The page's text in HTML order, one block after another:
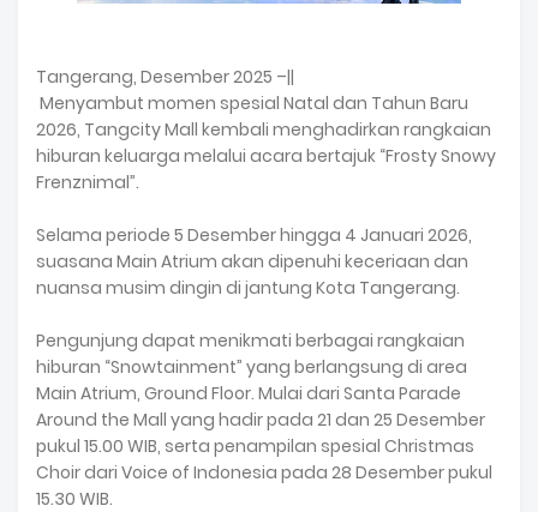
Tangerang, Desember 2025 –||
Menyambut momen spesial Natal dan Tahun Baru
2026, Tangcity Mall kembali menghadirkan rangkaian
hiburan keluarga melalui acara bertajuk “Frosty Snowy
Frenznimal”.
Selama periode 5 Desember hingga 4 Januari 2026,
suasana Main Atrium akan dipenuhi keceriaan dan
nuansa musim dingin di jantung Kota Tangerang.
Pengunjung dapat menikmati berbagai rangkaian
hiburan “Snowtainment” yang berlangsung di area
Main Atrium, Ground Floor. Mulai dari Santa Parade
Around the Mall yang hadir pada 21 dan 25 Desember
pukul 15.00 WIB, serta penampilan spesial Christmas
Choir dari Voice of Indonesia pada 28 Desember pukul
15.30 WIB.